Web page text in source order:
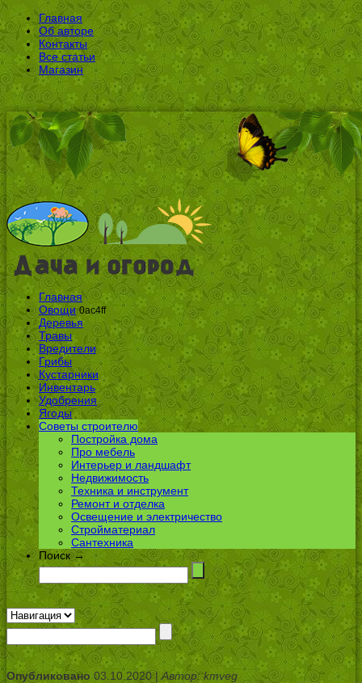
Главная
Об авторе
Контакты
Все статьи
Магазин
Главная
Овощи 0ac4ff
Деревья
Травы
Вредители
Грибы
Кустарники
Инвентарь
Удобрения
Ягоды
Советы строителю
Постройка дома
Про мебель
Интерьер и ландшафт
Недвижимость
Техника и инструмент
Ремонт и отделка
Освещение и электричество
Стройматериал
Сантехника
Поиск →
Опубликовано03.10.2020 |Автор: kmveg